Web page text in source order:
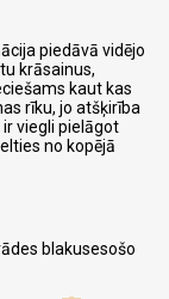
piedāvā vidējo
krāsainus,
kaut kas
rīku, jo atšķirība
viegli pielāgot
no kopējā
blakusesošo